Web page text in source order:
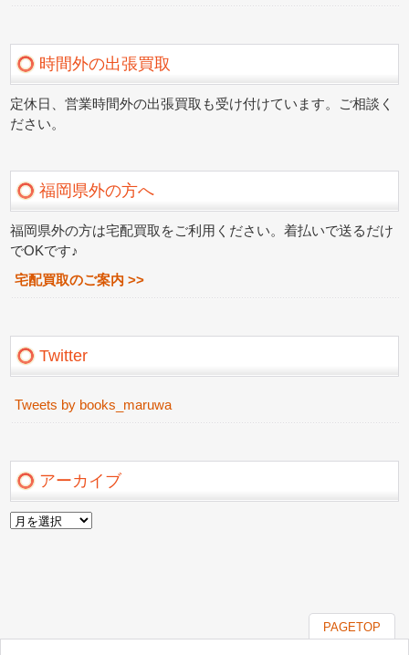
時間外の出張買取
定休日、営業時間外の出張買取も受け付けています。ご相談く
ださい。
福岡県外の方へ
福岡県外の方は宅配買取をご利用ください。着払いで送るだけ
でOKです♪
宅配買取のご案内 >>
Twitter
Tweets by books_maruwa
アーカイブ
ア
PAGETOP